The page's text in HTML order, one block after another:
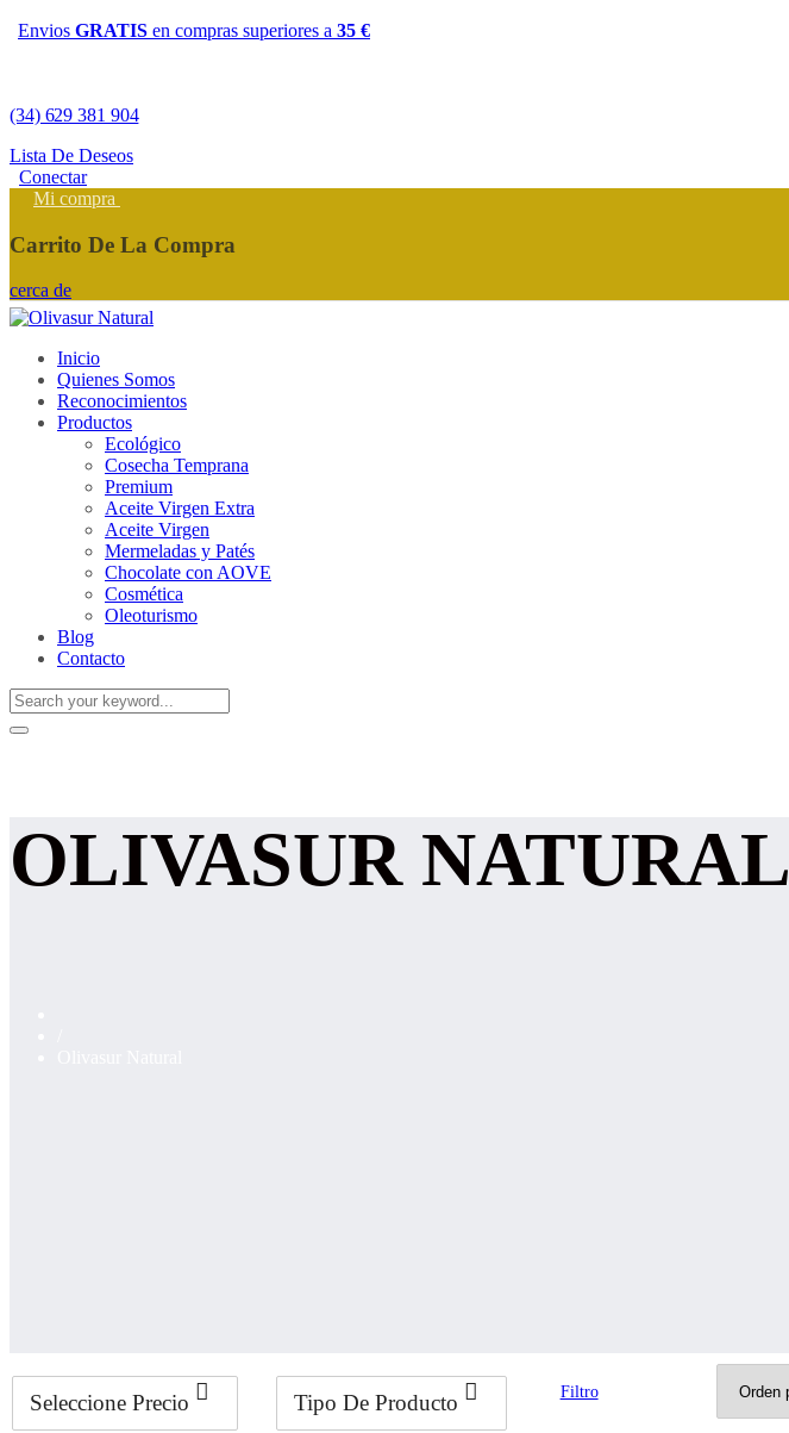
Envios GRATIS en compras superiores a 35 €
(34) 629 381 904
Lista De Deseos
Conectar
Mi compra
Carrito De La Compra
cerca de
Inicio
Quienes Somos
Reconocimientos
Productos
Ecológico
Cosecha Temprana
Premium
Aceite Virgen Extra
Aceite Virgen
Mermeladas y Patés
Chocolate con AOVE
Cosmética
Oleoturismo
Blog
Contacto
OLIVASUR NATURAL
Seleccione Precio Tipo De Producto Filtro